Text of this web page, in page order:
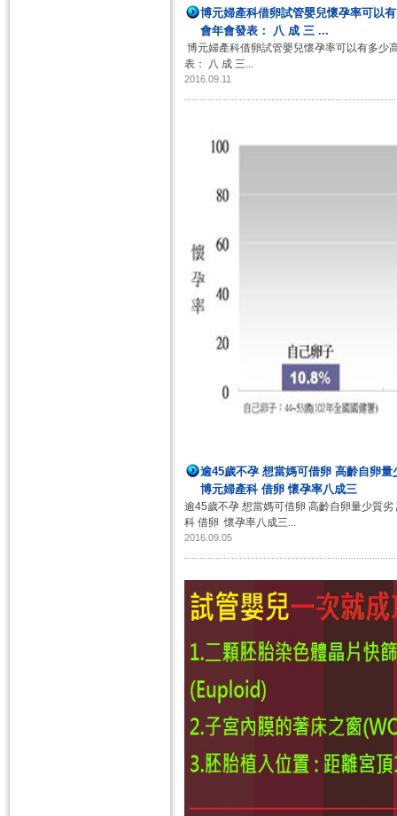
博元婦產科借卵試管嬰兒懷孕率可以
會年會發表： 八​ ​成​ ​三​ ...
博元婦產科借卵試管嬰兒懷孕率可以有多少
表： 八 ​ ​ 成 ​ ​ 三 ​...
2016.09.11
逾45歲不孕 想當媽可借卵 高齡自卵
博元婦產科 借卵 懷孕率八成三 ​
逾45歲不孕 想當媽可借卵 高齡自卵量少質
科 借卵 懷孕率八成三 ​ ...
2016.09.05